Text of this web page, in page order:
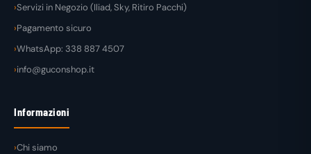
Servizi in Negozio (Iliad, Sky, Ritiro Pacchi)
Pagamento sicuro
WhatsApp: 338 887 4507
info@guconshop.it
Informazioni
Chi siamo